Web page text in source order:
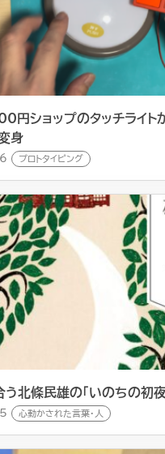
円ショップのタッチライ
身
プロトタイピング
北條民雄の「いのちの初夜
心動かされた言葉・人